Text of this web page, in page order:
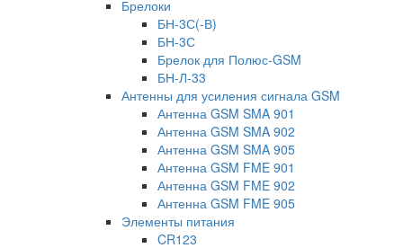
Брелоки
БН-3С(-В)
БН-3С
Брелок для Полюс-GSM
БН-Л-33
Антенны для усиления сигнала GSM
Антенна GSM SMA 901
Антенна GSM SMA 902
Антенна GSM SMA 905
Антенна GSM FME 901
Антенна GSM FME 902
Антенна GSM FME 905
Элементы питания
CR123